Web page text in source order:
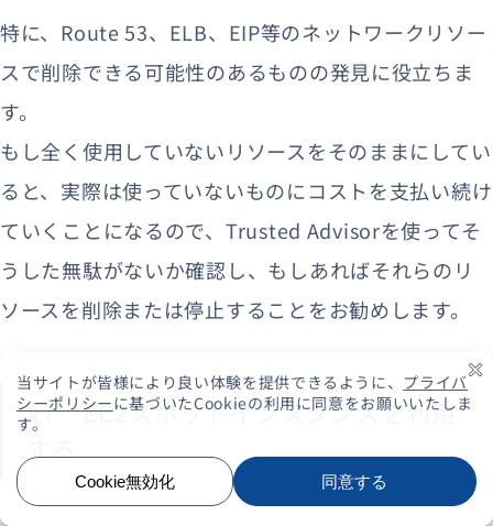
特に、Route 53、ELB、EIP等のネットワークリソー
スで削除できる可能性のあるものの発見に役立ちま
す。
もし全く使用していないリソースをそのままにしてい
ると、実際は使っていないものにコストを支払い続け
ていくことになるので、Trusted Advisorを使ってそ
うした無駄がないか確認し、もしあればそれらのリ
ソースを削除または停止することをお勧めします。
#7 EC2スポットインスタンスを利用
する